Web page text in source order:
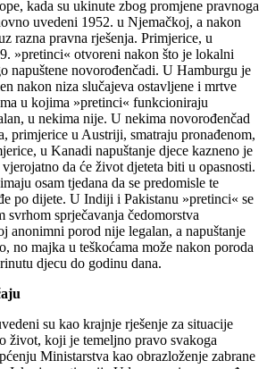
kada su ukinute zbog promjene pravnoga
uvedeni 1952. u Njemačkoj, a nakon
razna pravna rješenja. Primjerice, u
»pretinci« otvoreni nakon što je lokalni
napuštene novorođenčadi. U Hamburgu je
nakon niza slučajeva ostavljene i mrtve
u kojima »pretinci« funkcioniraju
u nekima nije. U nekima novorođenčad
primjerice u Austriji, smatraju pronađenom,
u Kanadi napuštanje djece kazneno je
da će život djeteta biti u opasnosti.
osam tjedana da se predomisle te
po dijete. U Indiji i Pakistanu »pretinci« se
svrhom sprječavanja čedomorstva
anonimni porod nije legalan, a napuštanje
no majka u teškoćama može nakon poroda
djecu do godinu dana.
su kao krajnje rješenje za situacije
život, koji je temeljno pravo svakoga
Ministarstva kao obrazloženje zabrane